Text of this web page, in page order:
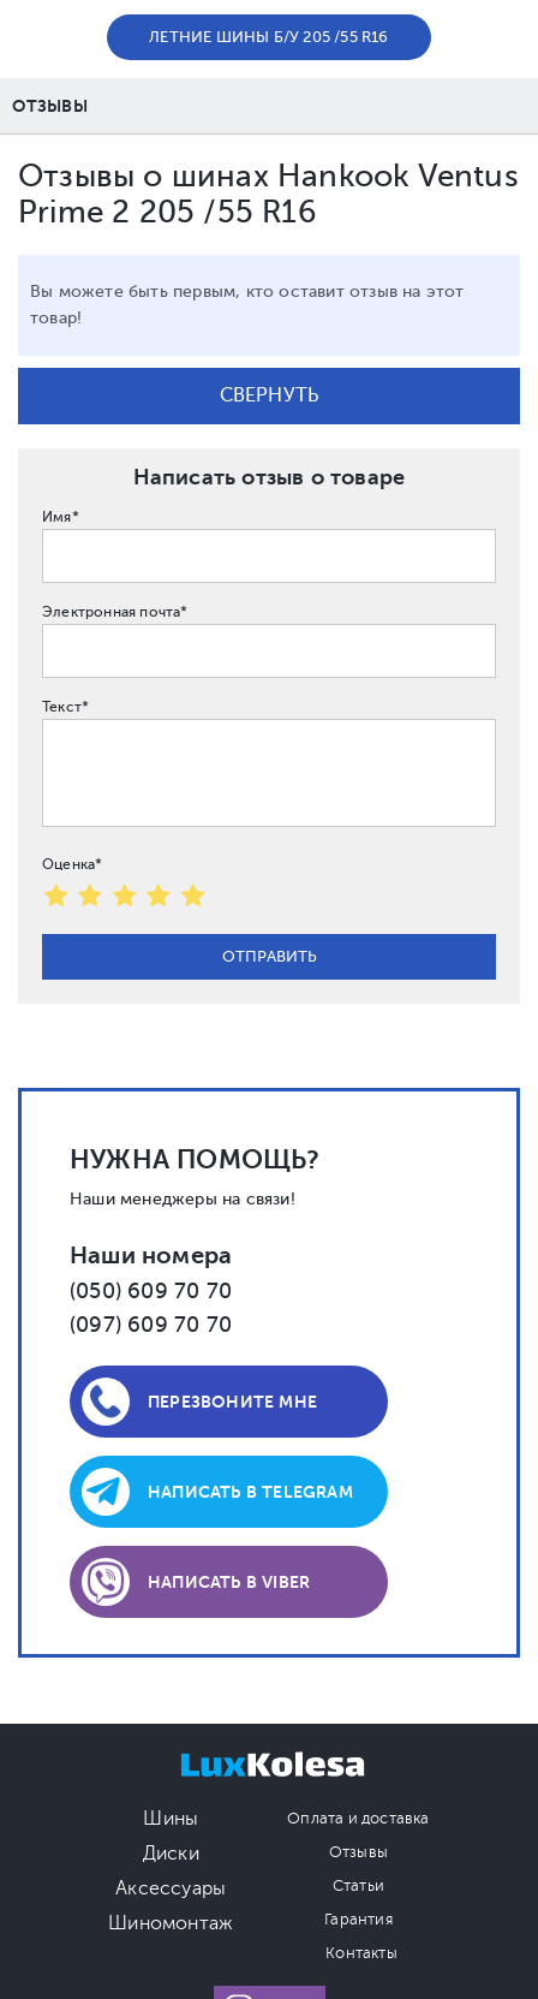
ЛЕТНИЕ ШИНЫ Б/У 205 /55 R16
ОТЗЫВЫ
Отзывы о шинах Hankook Ventus
Prime 2 205 /55 R16
Вы можете быть первым, кто оставит отзыв на этот
товар!
СВЕРНУТЬ
Написать отзыв о товаре
Имя*
Электронная почта*
Текст*
Оценка*
НУЖНА ПОМОЩЬ?
Наши менеджеры на связи!
Наши номера
(050) 609 70 70
(097) 609 70 70
ПЕРЕЗВОНИТЕ МНЕ
НАПИСАТЬ В TELEGRAM
НАПИСАТЬ В VIBER
Шины
Диски
Аксессуары
Шиномонтаж
Оплата и доставка
Отзывы
Статьи
Гарантия
Контакты